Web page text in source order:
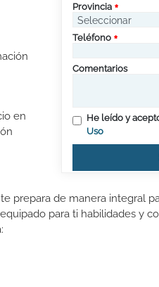
en
Provincia
Teléfono
Comentarios
He leído y
Uso
prepara de manera integral
para ti habilidades y